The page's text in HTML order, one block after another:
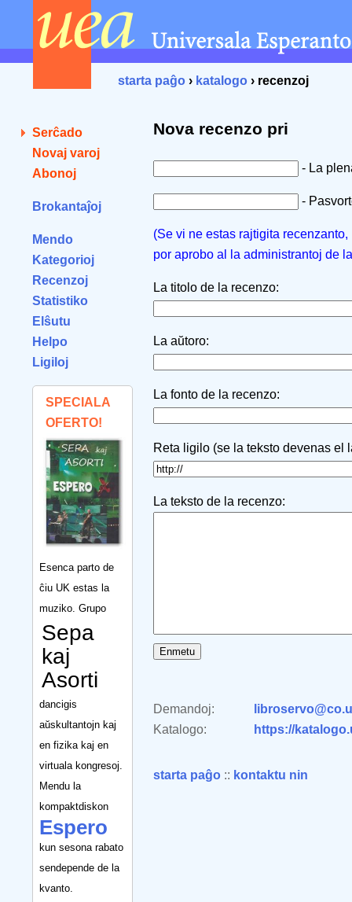
starta paĝo › katalogo › recenzoj
Serĉado
Novaj varoj
Abonoj
Brokantaĵoj
Mendo
Kategorioj
Recenzoj
Statistiko
Elŝutu
Helpo
Ligiloj
SPECIALA
OFERTO!
Esenca parto de
ĉiu UK estas la
muziko. Grupo
Sepa
kaj
Asorti
dancigis
aŭskultantojn kaj
en fizika kaj en
virtuala kongresoj.
Mendu la
kompaktdiskon
Espero
kun sesona rabato
sendepende de la
kvanto.
Nova recenzo pri
- La
-
(Se vi ne estas rajtigita
por aprobo al la administrantoj de
La titolo de la recenzo:
La aŭtoro:
La fonto de la recenzo:
Reta ligilo (se la teksto devenas el
La teksto de la recenzo:
Demandoj:
Katalogo:
https://
starta paĝo :: kontaktu nin